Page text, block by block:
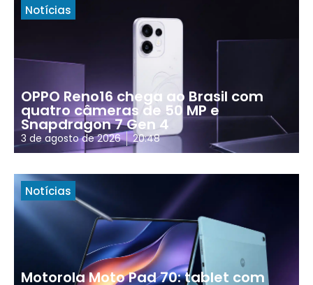
Notícias
OPPO Reno16 chega ao Brasil com
quatro câmeras de 50 MP e
Snapdragon 7 Gen 4
3 de agosto de 2026 20:48
Notícias
Motorola Moto Pad 70: tablet com